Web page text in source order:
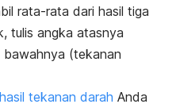
rata-rata dari hasil tiga
tulis angka atasnya
(tekanan
tekanan darah Anda